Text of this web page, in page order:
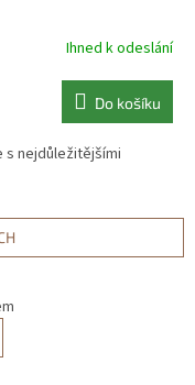
Ihned k odeslání
Do košíku
s nejdůležitějšími